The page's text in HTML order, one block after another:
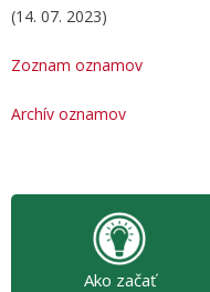
(14. 07. 2023)
Zoznam oznamov
Archív oznamov
Ako začať